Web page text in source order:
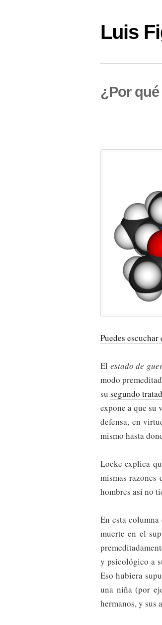
Luis
¿Por
Puedes
El estado de
modo
susegundo
expone a que su
defensa, en
mismo hasta
Locke explica
mismas
hombres así no
En esta
muerte en el
y psicológico a
Eso hubiera
una niña (por
hermanos, y sus